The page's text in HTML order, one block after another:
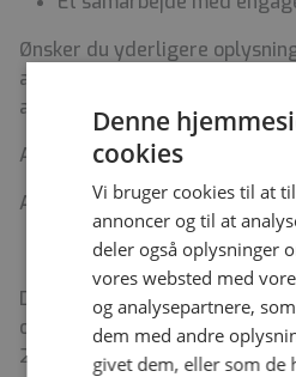
Ønsker du yderligere
at kontakte funktionsleder
afsnit D, mobil 24649815
Ansøgningsfrist den 18/8 2024
Ansættelsessamtaler den 21/
Du vil blive aflønnet i
overenskomst. Stillingen
2024 eller efter aftale.
Denne
cookies
Vi bruger cookies til at
annoncer og til at
deler også oplysninger
vores websted med
og analysepartnere,
dem med andre
givet dem, eller som de